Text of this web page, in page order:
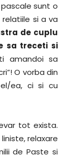
sunt o
si a va
de cuplu
sa treceti si
amandoi sa
O vorba din
ea, ci si cu
tot exista.
relaxare
de Paste si